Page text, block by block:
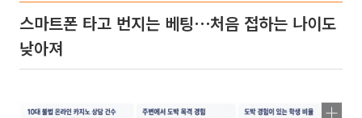
스마트폰 타고 번지는 베팅⋯처음 접하는 나이도
낮아져